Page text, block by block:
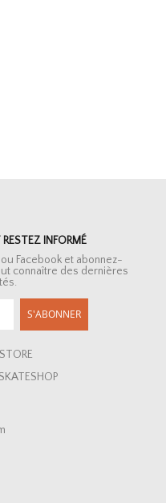
INFORMÉ
Facebook et abonnez-
connaître des dernières
S'ABONNER